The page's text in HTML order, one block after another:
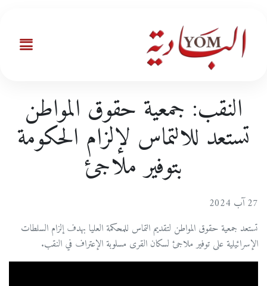
النقب: جمعية حقوق المواطن
تستعد للالتماس لإلزام الحكومة
بتوفير ملاجئ
27 آب 2024
تستعد جمعية حقوق المواطن لتقديم التماس للمحكمة العليا بهدف إلزام السلطات
الإسرائيلية على توفير ملاجئ لسكان القرى مسلوبة الإعتراف في النقب.